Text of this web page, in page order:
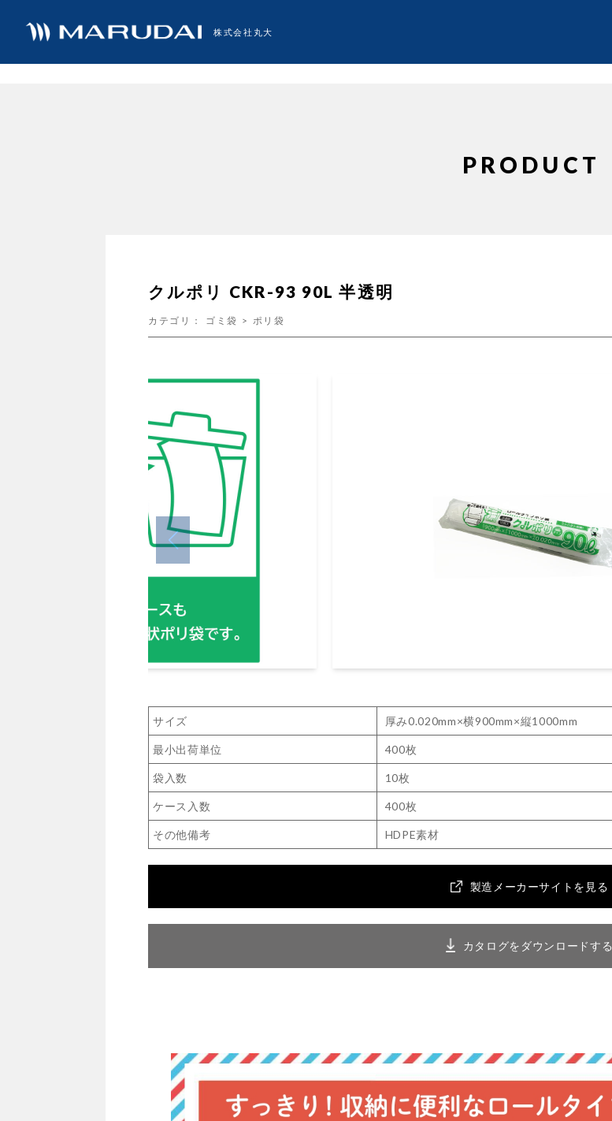
株式会社丸大
PRODUCT
クルポリ CKR-93 90L 半透明
カテゴリ： ゴミ袋 > ポリ袋
サイズ 厚み0.020mm×横900mm×縦1000mm
最小出荷単位 400枚
袋入数 10枚
ケース入数 400枚
その他備考 HDPE素材
製造メーカーサイトを見る
カタログをダウンロードする